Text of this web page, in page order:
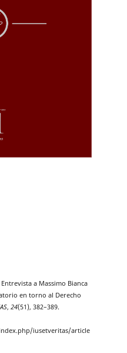
a Massimo Bianca
en torno al Derecho
, 24(51), 382–389.
iusetveritas/article